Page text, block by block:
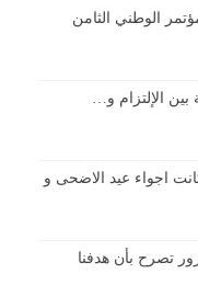
الوطني الثامن
الإلتزام و…
اجواء عيد الاضحى و
تصرح بأن هدفنا